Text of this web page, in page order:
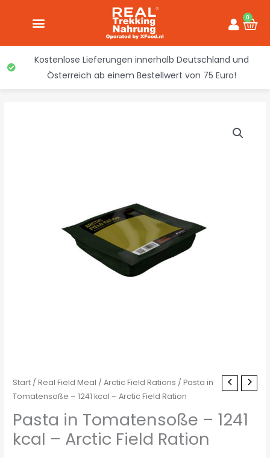
0
Kostenlose Lieferungen innerhalb Deutschland und
Österreich ab einem Bestellwert von 75 Euro!
Start /Real Field Meal /Arctic Field Rations / Pasta in
Tomatensoße – 1241 kcal – Arctic Field Ration
Pasta in Tomatensoße – 1241
kcal – Arctic Field Ration